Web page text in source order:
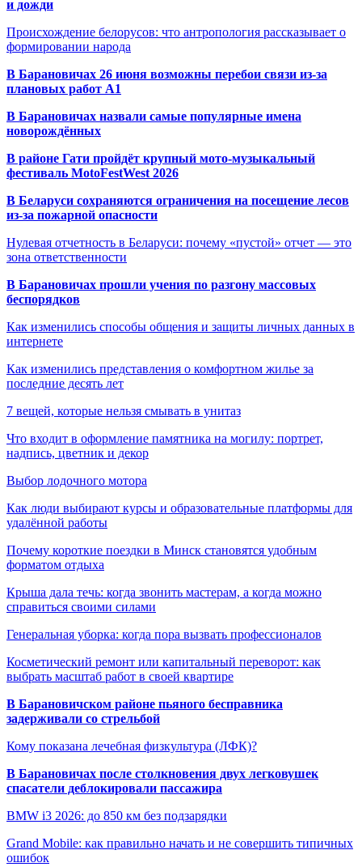
и дожди
Происхождение белорусов: что антропология рассказывает о
формировании народа
В Барановичах 26 июня возможны перебои связи из-за
плановых работ A1
В Барановичах назвали самые популярные имена
новорождённых
В районе Гати пройдёт крупный мото-музыкальный
фестиваль MotoFestWest 2026
В Беларуси сохраняются ограничения на посещение лесов
из-за пожарной опасности
Нулевая отчетность в Беларуси: почему «пустой» отчет — это
зона ответственности
В Барановичах прошли учения по разгону массовых
беспорядков
Как изменились способы общения и защиты личных данных в
интернете
Как изменились представления о комфортном жилье за
последние десять лет
7 вещей, которые нельзя смывать в унитаз
Что входит в оформление памятника на могилу: портрет,
надпись, цветник и декор
Выбор лодочного мотора
Как люди выбирают курсы и образовательные платформы для
удалённой работы
Почему короткие поездки в Минск становятся удобным
форматом отдыха
Крыша дала течь: когда звонить мастерам, а когда можно
справиться своими силами
Генеральная уборка: когда пора вызвать профессионалов
Косметический ремонт или капитальный переворот: как
выбрать масштаб работ в своей квартире
В Барановичском районе пьяного бесправника
задерживали со стрельбой
Кому показана лечебная физкультура (ЛФК)?
В Барановичах после столкновения двух легковушек
спасатели деблокировали пассажира
BMW i3 2026: до 850 км без подзарядки
Grand Mobile: как правильно начать и не совершить типичных
ошибок